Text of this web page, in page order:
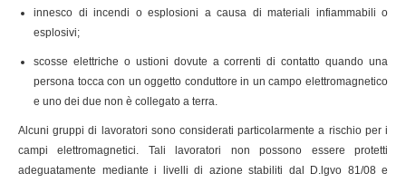
innesco di incendi o esplosioni a causa di materiali infiammabili o
esplosivi;
scosse elettriche o ustioni dovute a correnti di contatto quando una
persona tocca con un oggetto conduttore in un campo elettromagnetico
e uno dei due non è collegato a terra.
Alcuni gruppi di lavoratori sono considerati particolarmente a rischio per i
campi elettromagnetici. Tali lavoratori non possono essere protetti
adeguatamente mediante i livelli di azione stabiliti dal D.lgvo 81/08 e